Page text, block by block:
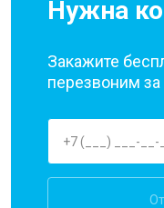
Нужна
Закажите
перезвоним